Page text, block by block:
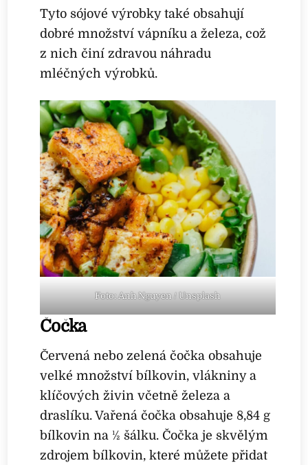
Tyto sójové výrobky také obsahují
dobré množství vápníku a železa, což
z nich činí zdravou náhradu
mléčných výrobků.
Foto: Anh Nguyen / Unsplash
Čočka
Červená nebo zelená čočka obsahuje
velké množství bílkovin, vlákniny a
klíčových živin včetně železa a
draslíku. Vařená čočka obsahuje 8,84 g
bílkovin na ½ šálku. Čočka je skvělým
zdrojem bílkovin, které můžete přidat